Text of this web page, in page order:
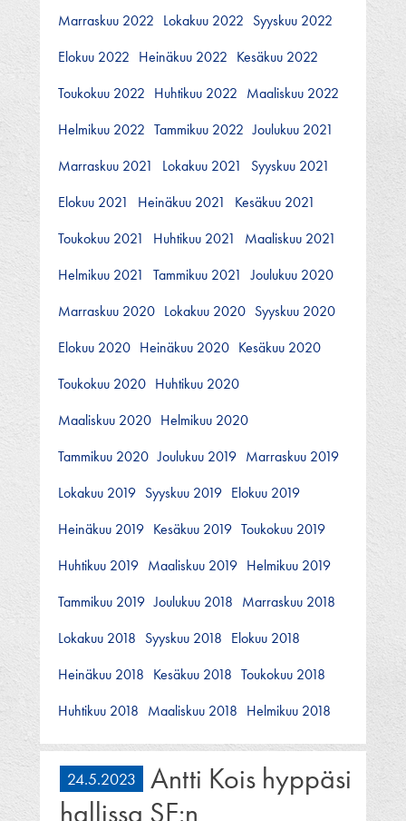
Marraskuu 2022 Lokakuu 2022 Syyskuu 2022
Elokuu 2022 Heinäkuu 2022 Kesäkuu 2022
Toukokuu 2022 Huhtikuu 2022 Maaliskuu 2022
Helmikuu 2022 Tammikuu 2022 Joulukuu 2021
Marraskuu 2021
Lokakuu 2021
Syyskuu 2021
Elokuu 2021
Heinäkuu 2021
Kesäkuu 2021
Toukokuu 2021
Huhtikuu 2021
Maaliskuu 2021
Helmikuu 2021
Tammikuu 2021
Joulukuu 2020
Marraskuu 2020 Lokakuu 2020 Syyskuu 2020
Elokuu 2020 Heinäkuu 2020 Kesäkuu 2020
Toukokuu 2020 Huhtikuu 2020
Maaliskuu 2020 Helmikuu 2020
Tammikuu 2020 Joulukuu 2019 Marraskuu 2019
Lokakuu 2019 Syyskuu 2019 Elokuu 2019
Heinäkuu 2019 Kesäkuu 2019 Toukokuu 2019
Huhtikuu 2019 Maaliskuu 2019 Helmikuu 2019
Tammikuu 2019 Joulukuu 2018 Marraskuu 2018
Lokakuu 2018 Syyskuu 2018 Elokuu 2018
Heinäkuu 2018 Kesäkuu 2018 Toukokuu 2018
Huhtikuu 2018 Maaliskuu 2018 Helmikuu 2018
24.5.2023
Antti Kois hyppäsi
hallissa SE:n